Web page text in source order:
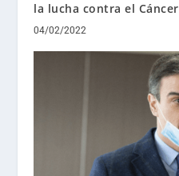
la lucha contra el Cáncer
04/02/2022